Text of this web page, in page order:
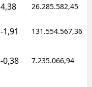
4,38 26.285.582,45
-1,91 131.554.567,36
-0,38 7.235.066,94